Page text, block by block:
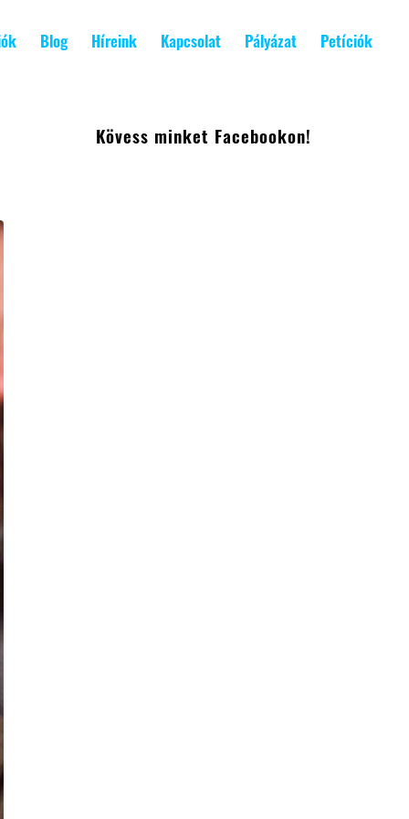
Blog Híreink Kapcsolat Pályázat Petíciók
Kövess minket Facebookon!